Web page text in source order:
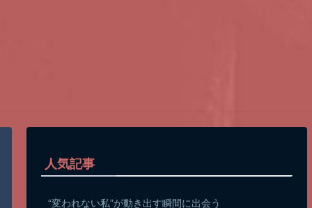
人気記事
“変われない私”が動き出す瞬間に出会う